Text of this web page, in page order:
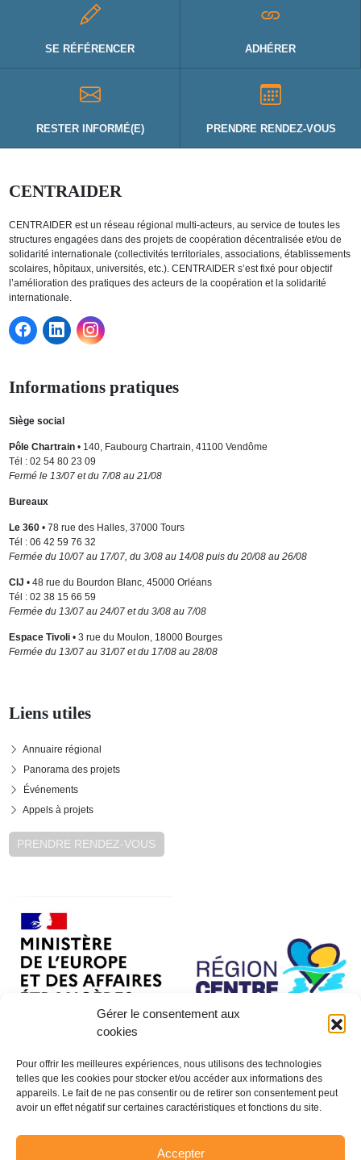
Gérer le consentement aux
cookies
Pour offrir les meilleures expériences, nous utilisons des technologies
telles que les cookies pour stocker et/ou accéder aux informations des
appareils. Le fait de ne pas consentir ou de retirer son consentement peut
avoir un effet négatif sur certaines caractéristiques et fonctions du site.
Accepter
SE RÉFÉRENCER ADHÉRER
RESTER INFORMÉ(E) PRENDRE RENDEZ-VOUS
CENTRAIDER
CENTRAIDER est un réseau régional multi-acteurs, au service de toutes les
structures engagées dans des projets de coopération décentralisée et/ou de
solidarité internationale (collectivités territoriales, associations, établissements
scolaires, hôpitaux, universités, etc.). CENTRAIDER s’est fixé pour objectif
l’amélioration des pratiques des acteurs de la coopération et la solidarité
internationale.
Informations pratiques
Siège social
Pôle Chartrain• 140, Faubourg Chartrain, 41100 Vendôme
Tél : 02 54 80 23 09
Fermé le 13/07 et du 7/08 au 21/08
Bureaux
Le 360• 78 rue des Halles, 37000 Tours
Tél : 06 42 59 76 32
Fermée du 10/07 au 17/07, du 3/08 au 14/08 puis du 20/08 au 26/08
CIJ • 48 rue du Bourdon Blanc, 45000 Orléans
Tél : 02 38 15 66 59
Fermée du 13/07 au 24/07 et du 3/08 au 7/08
Espace Tivoli• 3 rue du Moulon, 18000 Bourges
Fermée du 13/07 au 31/07 et du 17/08 au 28/08
Liens utiles
Annuaire régional
Panorama des projets
Événements
Appels à projets
PRENDRE RENDEZ-VOUS